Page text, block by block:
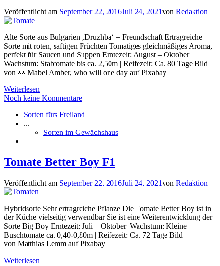
Veröffentlicht am September 22, 2016Juli 24, 2021von Redaktion
Alte Sorte aus Bulgarien ‚Druzhba‘ = Freundschaft Ertragreiche
Sorte mit roten, saftigen Früchten Tomatiges gleichmäßiges Aroma,
perfekt für Saucen und Suppen Erntezeit: August – Oktober |
Wachstum: Stabtomate bis ca. 2,50m | Reifezeit: Ca. 80 Tage Bild
von 👀 Mabel Amber, who will one day auf Pixabay
Weiterlesen
Noch keine Kommentare
Sorten fürs Freiland
...
Sorten im Gewächshaus
Tomate Better Boy F1
Veröffentlicht am September 22, 2016Juli 24, 2021von Redaktion
Hybridsorte Sehr ertragreiche Pflanze Die Tomate Better Boy ist in
der Küche vielseitig verwendbar Sie ist eine Weiterentwicklung der
Sorte Big Boy Erntezeit: Juli – Oktober| Wachstum: Kleine
Buschtomate ca. 0,40-0,80m | Reifezeit: Ca. 72 Tage Bild
von Matthias Lemm auf Pixabay
Weiterlesen